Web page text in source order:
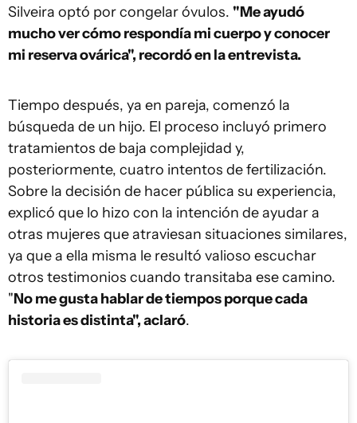
Silveira optó por congelar óvulos. "Me ayudó
mucho ver cómo respondía mi cuerpo y conocer
mi reserva ovárica", recordó en la entrevista.
Tiempo después, ya en pareja, comenzó la
búsqueda de un hijo. El proceso incluyó primero
tratamientos de baja complejidad y,
posteriormente, cuatro intentos de fertilización.
Sobre la decisión de hacer pública su experiencia,
explicó que lo hizo con la intención de ayudar a
otras mujeres que atraviesan situaciones similares,
ya que a ella misma le resultó valioso escuchar
otros testimonios cuando transitaba ese camino.
"No me gusta hablar de tiempos porque cada
historia es distinta", aclaró.